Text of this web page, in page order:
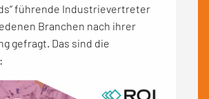
führende Industrievertreter
Branchen nach ihrer
gefragt. Das sind die